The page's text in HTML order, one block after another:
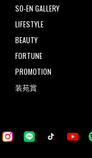
SO-EN GALLERY
LIFESTYLE
BEAUTY
FORTUNE
PROMOTION
装苑賞